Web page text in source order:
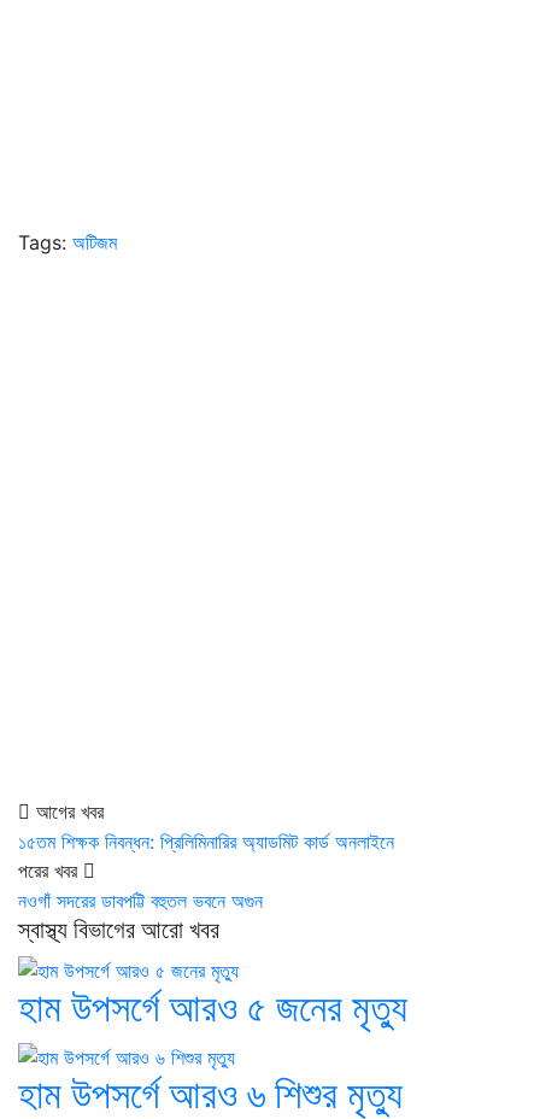
Tags: অটিজম
আগের খবর
১৫তম শিক্ষক নিবন্ধন: প্রিলিমিনারির অ্যাডমিট কার্ড অনলাইনে
পরের খবর
নওগাঁ সদরের ডাবপট্টি বহুতল ভবনে অগুন
স্বাস্থ্য বিভাগের আরো খবর
হাম উপসর্গে আরও ৫ জনের মৃত্যু
হাম উপসর্গে আরও ৬ শিশুর মৃত্যু